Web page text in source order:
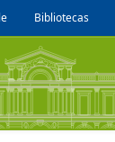
Bibliotecas